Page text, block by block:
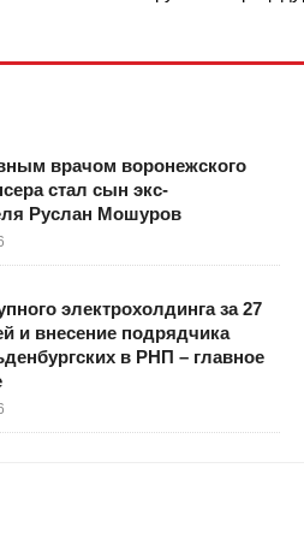
врачом воронежского
стал сын экс-
Руслан Мошуров
электрохолдинга за 27
и внесение подрядчика
в РНП – главное